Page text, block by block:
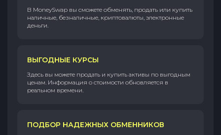
В MoneySwap вы сможете обменять, продать или купить
наличные, безналичные, криптовалюты, электронные
деньги.
ВЫГОДНЫЕ КУРСЫ
Здесь вы можете продать и купить активы по выгодным
ценам. Информация о стоимости обновляется в
реальном времени.
ПОДБОР НАДЕЖНЫХ ОБМЕННИКОВ